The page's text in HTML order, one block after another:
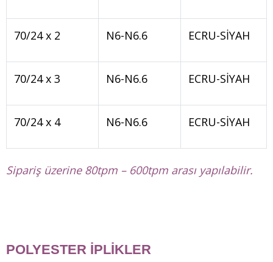
70/24 x 2 N6-N6.6 ECRU-SİYAH
70/24 x 3 N6-N6.6 ECRU-SİYAH
70/24 x 4 N6-N6.6 ECRU-SİYAH
Sipariş üzerine 80tpm – 600tpm arası yapılabilir.
POLYESTER İPLİKLER